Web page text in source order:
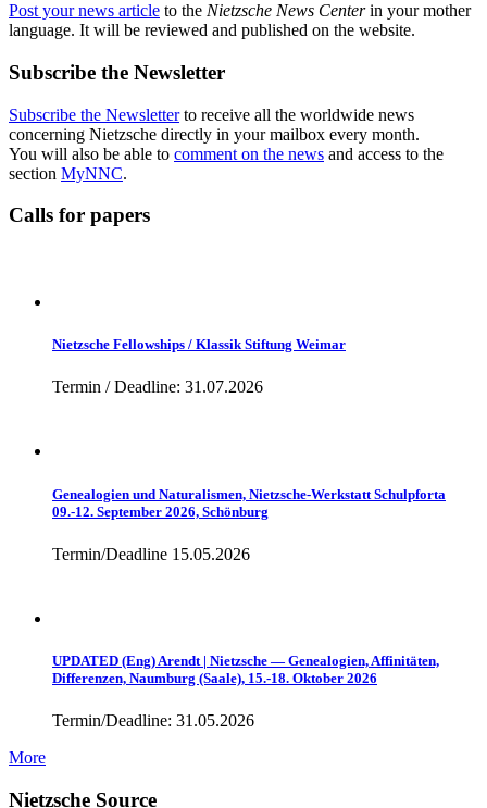
Post your news article to the Nietzsche News Centerin your mother
language. It will be reviewed and published on the website.
Subscribe the Newsletter
Subscribe the Newsletterto receive all the worldwide news
concerning Nietzsche directly in your mailbox every month.
You will also be able to comment on the news and access to the
section MyNNC.
Calls for papers
Nietzsche Fellowships / Klassik Stiftung Weimar
Termin / Deadline: 31.07.2026
Genealogien und Naturalismen, Nietzsche-Werkstatt Schulpforta
09.-12. September 2026, Schönburg
Termin/Deadline 15.05.2026
UPDATED (Eng) Arendt | Nietzsche — Genealogien, Affinitäten,
Differenzen, Naumburg (Saale), 15.-18. Oktober 2026
Termin/Deadline: 31.05.2026
More
Nietzsche Source